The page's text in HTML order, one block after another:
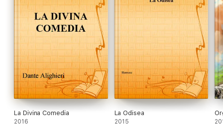
La Divina Comedia
2016
La Odisea
2015